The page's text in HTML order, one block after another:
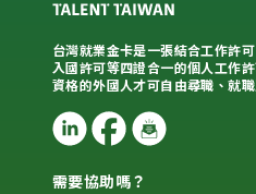
台灣就業金卡是一張結合工作許
入國許可等四證合一的個人工作
資格的外國人才可自由尋職、就
需要協助嗎？